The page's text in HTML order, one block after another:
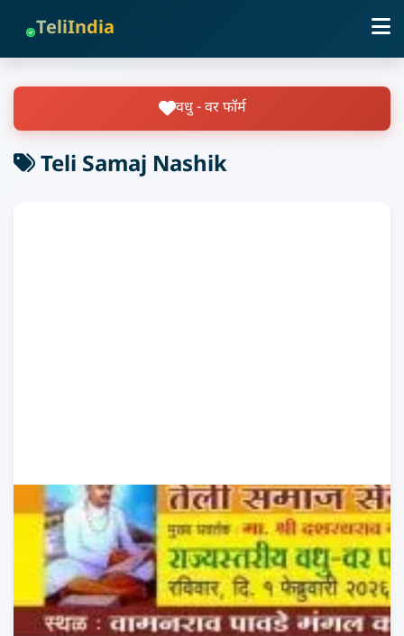
TeliIndia
वधु - वर फॉर्म
Teli Samaj Nashik